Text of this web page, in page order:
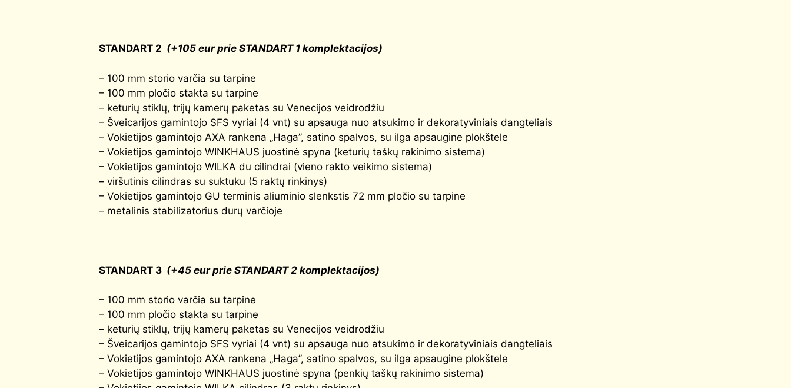
STANDART 2 (+105 eur prie STANDART 1 komplektacijos)
– 100 mm storio varčia su tarpine
– 100 mm pločio stakta su tarpine
– keturių stiklų, trijų kamerų paketas su Venecijos veidrodžiu
– Šveicarijos gamintojo SFS vyriai (4 vnt) su apsauga nuo atsukimo ir dekoratyviniais dangteliais
– Vokietijos gamintojo AXA rankena „Haga”, satino spalvos, su ilga apsaugine plokštele
– Vokietijos gamintojo WINKHAUS juostinė spyna (keturių taškų rakinimo sistema)
– Vokietijos gamintojo WILKA du cilindrai (vieno rakto veikimo sistema)
– viršutinis cilindras su suktuku (5 raktų rinkinys)
– Vokietijos gamintojo GU terminis aliuminio slenkstis 72 mm pločio su tarpine
– metalinis stabilizatorius durų varčioje
STANDART 3 (+45 eur prie STANDART 2 komplektacijos)
– 100 mm storio varčia su tarpine
– 100 mm pločio stakta su tarpine
– keturių stiklų, trijų kamerų paketas su Venecijos veidrodžiu
– Šveicarijos gamintojo SFS vyriai (4 vnt) su apsauga nuo atsukimo ir dekoratyviniais dangteliais
– Vokietijos gamintojo AXA rankena „Haga”, satino spalvos, su ilga apsaugine plokštele
– Vokietijos gamintojo WINKHAUS juostinė spyna (penkių taškų rakinimo sistema)